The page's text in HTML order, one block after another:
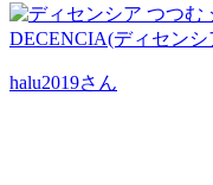
halu2019さん